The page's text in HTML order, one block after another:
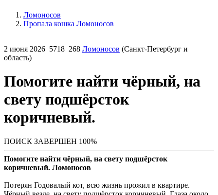
Ломоносов
Пропала кошка Ломоносов
2 июня 2026 5718 268 Ломоносов (Санкт-Петербург и
область)
Помогите найти чёрный, на
свету подшёрсток
коричневый.
ПОИСК ЗАВЕРШЕН 100%
Помогите найти чёрный, на свету подшёрсток
коричневый. Ломоносов
Потерян Годовалый кот, всю жизнь прожил в квартире.